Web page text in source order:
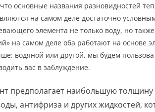
что основные названия разновидностей
на самом деле достаточно
элемента не только воду, но
на самом деле оба работают на основе
водяной или другой, мы будем
вас в заблуждение.
предполагает наибольшую толщину
антифриза и других жидкостей,